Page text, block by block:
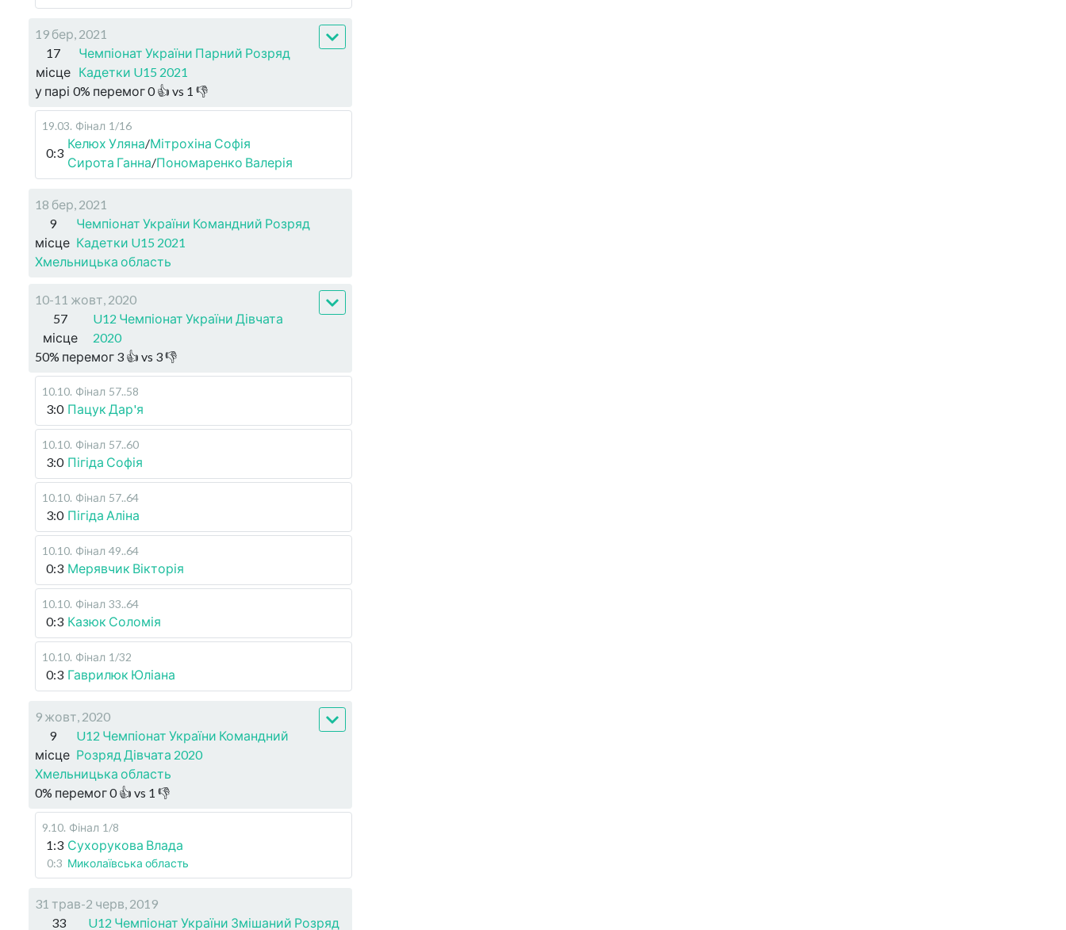
19 бер, 2021
17
місце
Чемпіонат України Парний Розряд
Кадетки U15 2021
у парі 0% перемог0👍 vs 1 👎
19.03. Фінал 1/16
0:3
Келюх Уляна/Мітрохіна Софія
Сирота Ганна/Пономаренко Валерія
18 бер, 2021
9
місце
Чемпіонат України Командний Розряд
Кадетки U15 2021
Хмельницька область
10-11 жовт, 2020
57
місце
U12 Чемпіонат України Дівчата
2020
50% перемог 3 👍 vs 3👎
10.10. Фінал 57..58
3:0 Пацук Дар'я
10.10. Фінал 57..60
3:0 Пігіда Софія
10.10. Фінал 57..64
3:0 Пігіда Аліна
10.10. Фінал 49..64
0:3 Мерявчик Вікторія
10.10. Фінал 33..64
0:3 Казюк Соломія
10.10. Фінал 1/32
0:3 Гаврилюк Юліана
9 жовт, 2020
9
місце
U12 Чемпіонат України Командний
Розряд Дівчата 2020
Хмельницька область
0% перемог0👍 vs 1 👎
9.10. Фінал 1/8
1:3 Сухорукова Влада
0:3 Миколаївська область
31 трав-2 черв, 2019
33
U12 Чемпіонат України Змішаний Розряд